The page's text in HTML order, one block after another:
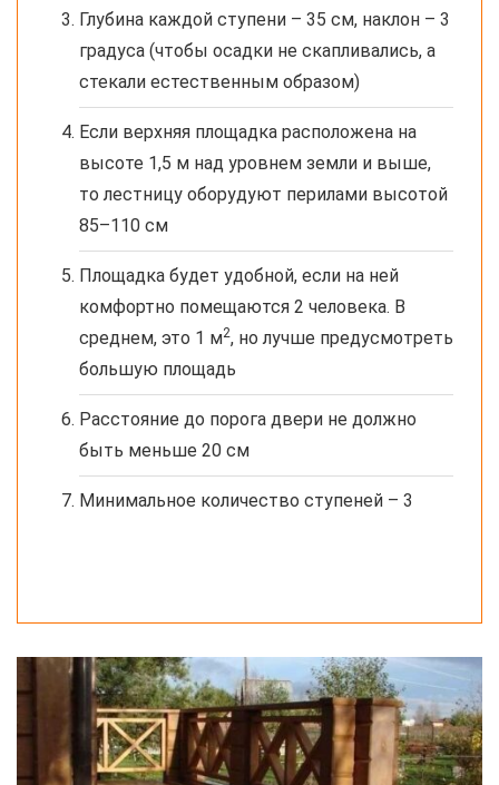
Глубина каждой ступени – 35 см, наклон – 3
градуса (чтобы осадки не скапливались, а
стекали естественным образом)
Если верхняя площадка расположена на
высоте 1,5 м над уровнем земли и выше,
то лестницу оборудуют перилами высотой
85–110 см
Площадка будет удобной, если на ней
комфортно помещаются 2 человека. В
среднем, это 1 м2, но лучше предусмотреть
большую площадь
Расстояние до порога двери не должно
быть меньше 20 см
Минимальное количество ступеней – 3